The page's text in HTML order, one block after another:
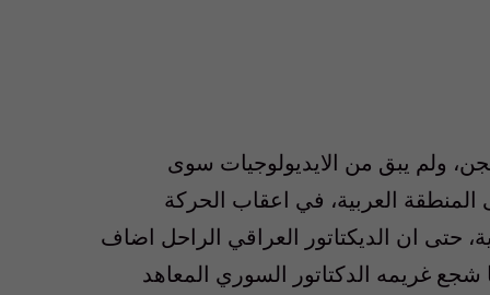
ولم يبق من الايديولوجيات سوى
المنطقة العربية، في اعقاب الحركة
حتى ان الديكتاتور العراقي الراحل اضاف
غريمه الدكتاتور السوري المعاهد